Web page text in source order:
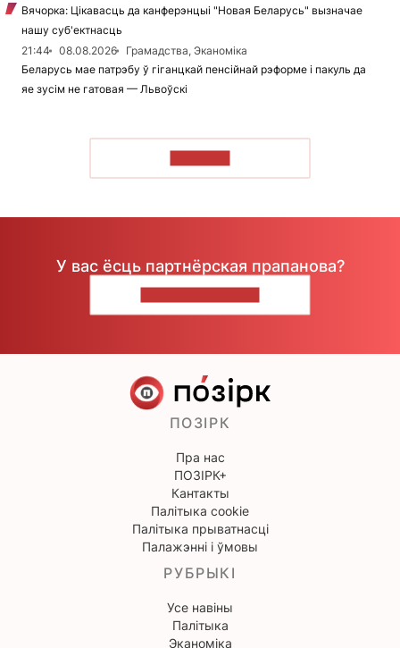
Вячорка: Цікавасць да канферэнцыі "Новая Беларусь" вызначае
нашу суб'ектнасць
21:44
08.08.2026
Грамадства, Эканоміка
Беларусь мае патрэбу ў гіганцкай пенсійнай рэформе і пакуль да
яе зусім не гатовая — Львоўскі
У вас ёсць партнёрская прапанова?
ПОЗІРК
Пра нас
ПОЗІРК+
Кантакты
Палітыка cookie
Палітыка прыватнасці
Палажэнні і ўмовы
РУБРЫКІ
Усе навіны
Палітыка
Эканоміка